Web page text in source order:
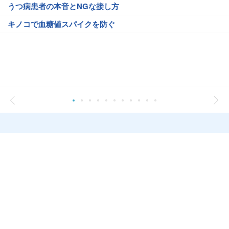
うつ病患者の本音とNGな接し方
キノコで血糖値スパイクを防ぐ